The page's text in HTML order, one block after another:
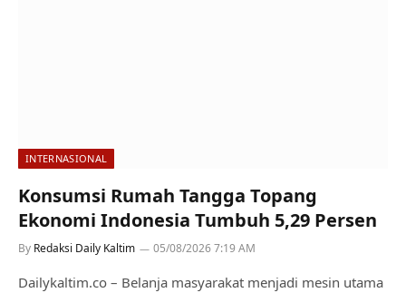
INTERNASIONAL
Konsumsi Rumah Tangga Topang
Ekonomi Indonesia Tumbuh 5,29 Persen
By Redaksi Daily Kaltim 05/08/2026 7:19 AM
Dailykaltim.co – Belanja masyarakat menjadi mesin utama